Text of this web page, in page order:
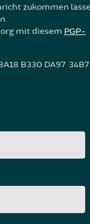
zukommen
mit diesem PGP-
B330 DA97 34B7